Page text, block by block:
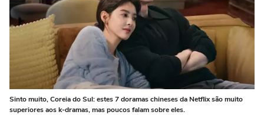
Sinto muito, Coreia do Sul: estes 7 doramas chineses da Netflix são muito
superiores aos k-dramas, mas poucos falam sobre eles.